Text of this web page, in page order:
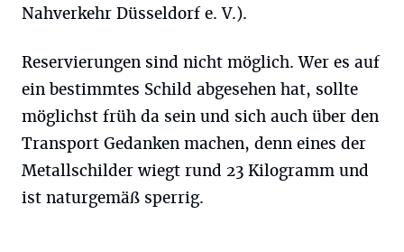
Nahverkehr Düsseldorf e. V.).
Reservierungen sind nicht möglich. Wer es auf
ein bestimmtes Schild abgesehen hat, sollte
möglichst früh da sein und sich auch über den
Transport Gedanken machen, denn eines der
Metallschilder wiegt rund 23 Kilogramm und
ist naturgemäß sperrig.